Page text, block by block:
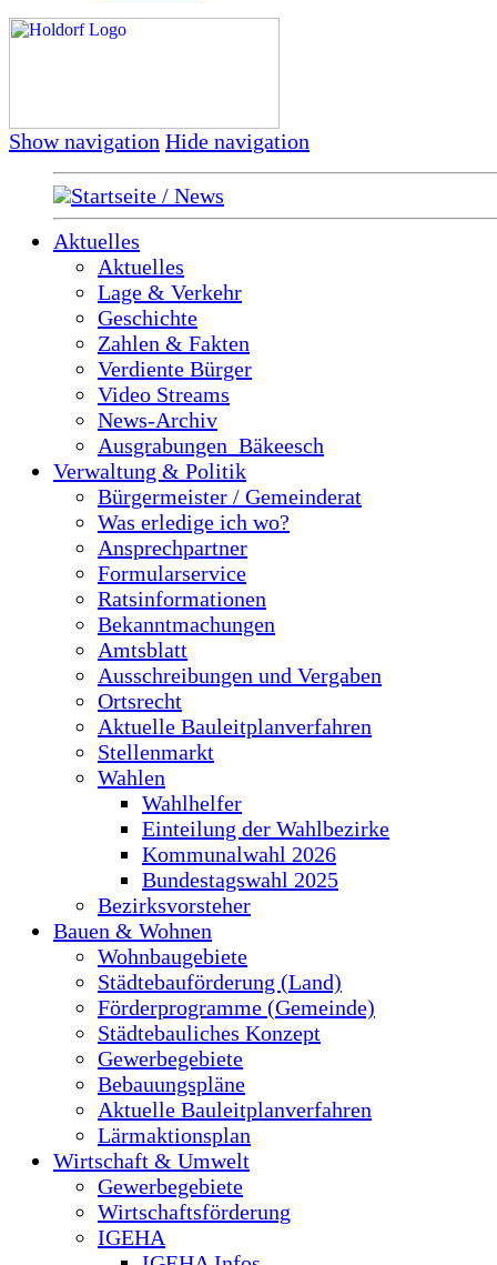
Show navigation Hide navigation
Startseite / News
Aktuelles
Aktuelles
Lage & Verkehr
Geschichte
Zahlen & Fakten
Verdiente Bürger
Video Streams
News-Archiv
Ausgrabungen_Bäkeesch
Verwaltung & Politik
Bürgermeister / Gemeinderat
Was erledige ich wo?
Ansprechpartner
Formularservice
Ratsinformationen
Bekanntmachungen
Amtsblatt
Ausschreibungen und Vergaben
Ortsrecht
Aktuelle Bauleitplanverfahren
Stellenmarkt
Wahlen
Wahlhelfer
Einteilung der Wahlbezirke
Kommunalwahl 2026
Bundestagswahl 2025
Bezirksvorsteher
Bauen & Wohnen
Wohnbaugebiete
Städtebauförderung (Land)
Förderprogramme (Gemeinde)
Städtebauliches Konzept
Gewerbegebiete
Bebauungspläne
Aktuelle Bauleitplanverfahren
Lärmaktionsplan
Wirtschaft & Umwelt
Gewerbegebiete
Wirtschaftsförderung
IGEHA